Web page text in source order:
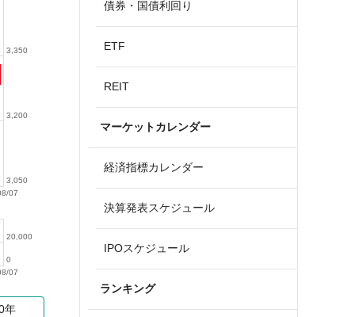
07
3,050
3,200
3,350
07
0
20,000
年
債券・国債利回り
ETF
REIT
マーケットカレンダー
経済指標カレンダー
決算発表スケジュール
IPOスケジュール
ランキング